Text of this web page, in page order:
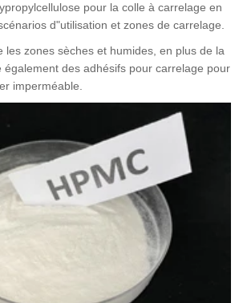
pour la colle à carrelage en
d"utilisation et zones de carrelage.
les zones sèches et humides, en plus de la
également des adhésifs pour carrelage pour
imperméable.